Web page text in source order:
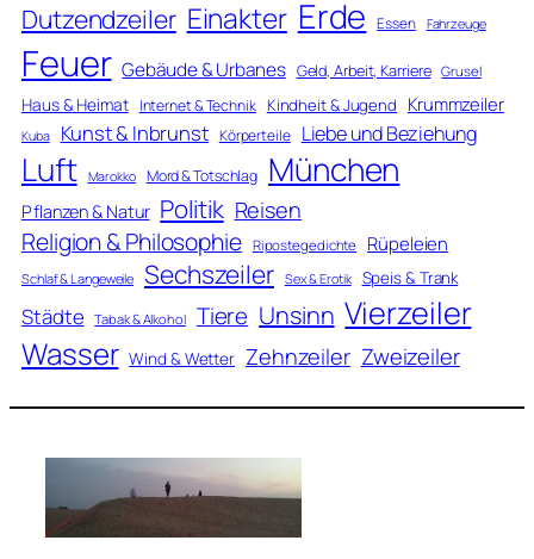
Dutzendzeiler Einakter Erde Essen Fahrzeuge
Feuer Gebäude & Urbanes Geld, Arbeit, Karriere Grusel
Haus & Heimat Internet & Technik Kindheit & Jugend Krummzeiler
Kuba Kunst & Inbrunst Körperteile Liebe und Beziehung
Luft Marokko Mord & Totschlag München
Pflanzen & Natur Politik Reisen
Religion & Philosophie Ripostegedichte Rüpeleien
Schlaf & Langeweile Sechszeiler Sex & Erotik Speis & Trank
Städte Tabak & Alkohol Tiere Unsinn Vierzeiler
Wasser Wind & Wetter Zehnzeiler Zweizeiler